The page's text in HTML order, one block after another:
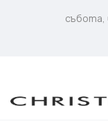
събота,